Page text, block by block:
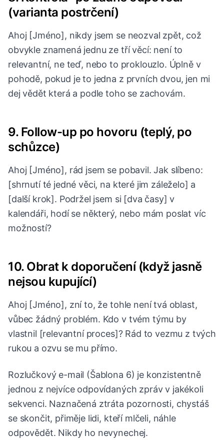
(varianta postrčení)
Ahoj [Jméno], nikdy jsem se neozval zpět, což
obvykle znamená jednu ze tří věcí: není to
relevantní, ne teď, nebo to proklouzlo. Úplně v
pohodě, pokud je to jedna z prvních dvou, jen mi
dej vědět která a podle toho se zachovám.
9. Follow-up po hovoru (teplý, po
schůzce)
Ahoj [Jméno], rád jsem se pobavil. Jak slíbeno:
[shrnutí té jedné věci, na které jim záleželo] a
[další krok]. Podržel jsem si [dva časy] v
kalendáři, hodí se některý, nebo mám poslat víc
možností?
10. Obrat k doporučení (když jasně
nejsou kupující)
Ahoj [Jméno], zní to, že tohle není tvá oblast,
vůbec žádný problém. Kdo v tvém týmu by
vlastnil [relevantní proces]? Rád to vezmu z tvých
rukou a ozvu se mu přímo.
Rozlučkový e-mail (Šablona 6) je konzistentně
jednou z nejvíce odpovídaných zpráv v jakékoli
sekvenci. Naznačená ztráta pozornosti, chystáš
se skončit, přiměje lidi, kteří mlčeli, náhle
odpovědět. Nikdy ho nevynechej.